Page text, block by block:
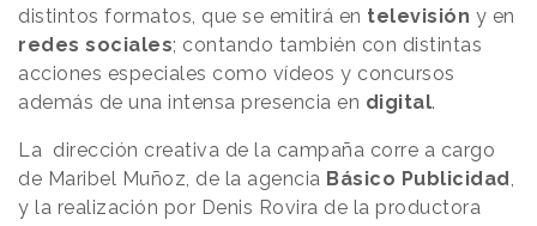
distintos formatos, que se emitirá en televisión y en
redes sociales; contando también con distintas
acciones especiales como vídeos y concursos
además de una intensa presencia en digital.
La dirección creativa de la campaña corre a cargo
de Maribel Muñoz, de la agencia Básico Publicidad,
y la realización por Denis Rovira de la productora